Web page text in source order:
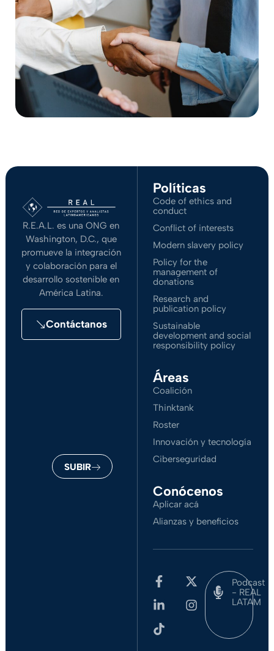
R.E.A.L. es una ONG en
Washington, D.C., que
promueve la integración
y colaboración para el
desarrollo sostenible en
América Latina.
Contáctanos
Políticas
Code of ethics and
conduct
Conflict of interests
Modern slavery policy
Policy for the
management of
donations
Research and
publication policy
Sustainable
development and social
responsibility policy
Áreas
Coalición
Thinktank
Roster
Innovación y tecnología
Ciberseguridad
Conócenos
Aplicar acá
Alianzas y beneficios
SUBIR
Podcast
- REAL
LATAM